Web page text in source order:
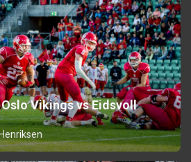
Vikings vs Eidsvoll